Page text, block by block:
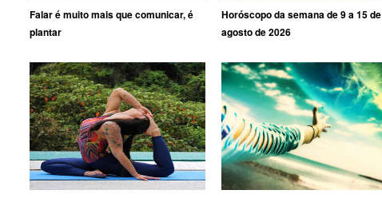
Falar é muito mais que comunicar, é
plantar
Horóscopo da semana de 9 a 15 de
agosto de 2026